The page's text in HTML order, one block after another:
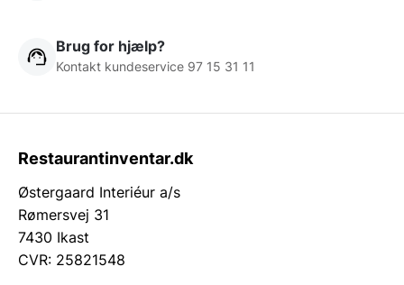
Brug for hjælp?
Kontakt kundeservice 97 15 31 11
Restaurantinventar.dk
Østergaard Interiéur a/s
Rømersvej 31
7430 Ikast
CVR: 25821548